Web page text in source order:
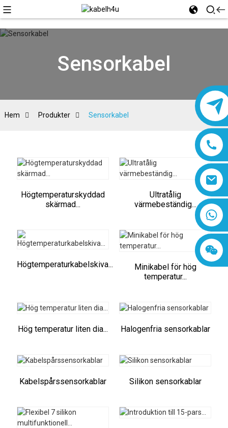
Sensorkabel
Hem Produkter Sensorkabel
Högtemperaturskyddad
skärmad...
Ultratålig
värmebeständig...
Högtemperaturkabelskiva...
Minikabel för hög
temperatur...
Hög temperatur liten dia... Halogenfria sensorkablar
Kabelspårssensorkablar Silikon sensorkablar